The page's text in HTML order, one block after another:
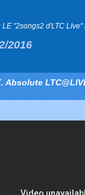
LE "2songs2 d'LTC
2016
Absolute